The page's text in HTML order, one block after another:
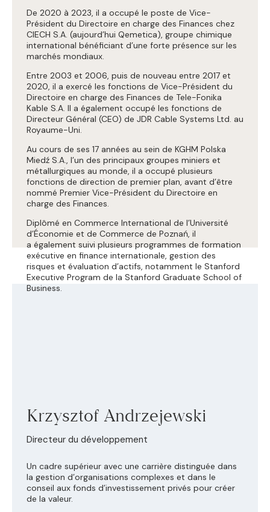
De 2020 à 2023, il a occupé le poste de Vice-
Président du Directoire en charge des Finances chez
CIECH S.A. (aujourd’hui Qemetica), groupe chimique
international bénéficiant d’une forte présence sur les
marchés mondiaux.
Entre 2003 et 2006, puis de nouveau entre 2017 et
2020, il a exercé les fonctions de Vice-Président du
Directoire en charge des Finances de Tele-Fonika
Kable S.A. Il a également occupé les fonctions de
Directeur Général (CEO) de JDR Cable Systems Ltd. au
Royaume-Uni.
Au cours de ses 17 années au sein de KGHM Polska
Miedź S.A., l’un des principaux groupes miniers et
métallurgiques au monde, il a occupé plusieurs
fonctions de direction de premier plan, avant d’être
nommé Premier Vice-Président du Directoire en
charge des Finances.
Diplômé en Commerce International de l’Université
d’Économie et de Commerce de Poznań, il
a également suivi plusieurs programmes de formation
exécutive en finance internationale, gestion des
risques et évaluation d’actifs, notamment le Stanford
Executive Program de la Stanford Graduate School of
Business.
Krzysztof Andrzejewski
Directeur du développement
Un cadre supérieur avec une carrière distinguée dans
la gestion d’organisations complexes et dans le
conseil aux fonds d’investissement privés pour créer
de la valeur.